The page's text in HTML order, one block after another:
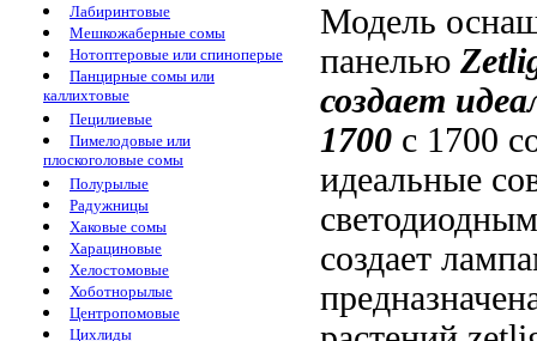
Лабиринтовые
Мешкожаберные сомы
Нотоптеровые или спиноперые
Панцирные сомы или
каллихтовые
Пецилиевые
Пимелодовые или
плоскоголовые сомы
Полурылые
Радужницы
Хаковые сомы
Харациновые
Хелостомовые
Хоботнорылые
Центропомовые
Цихлиды
Модель
панелью
создает
1700 с 1700
идеальные
создает